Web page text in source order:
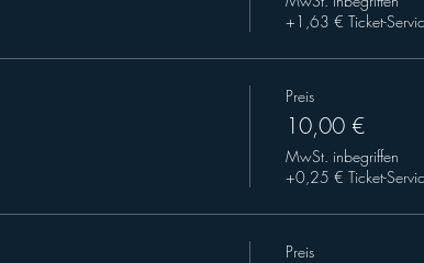
+1,63 € Ticket-
Preis
10,00 €
MwSt. inbegriffen
+0,25 € Ticket-
Preis